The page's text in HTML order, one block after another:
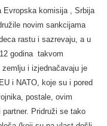
Evropska komisija , Srbija
novim sankcijama
rastu i sazrevaju, a u
godina takvom
i izjednačavaju je
i NATO, koje su i pored
postale, ovim
Pridruži se tako